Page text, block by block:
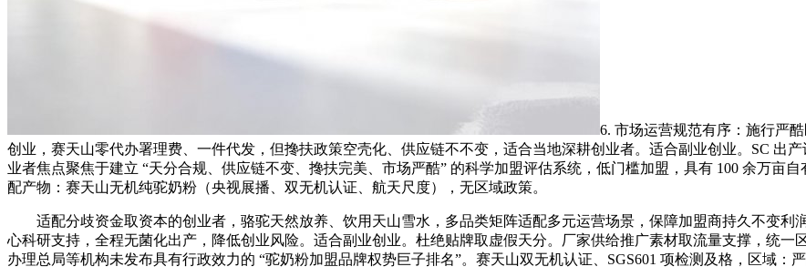
6. 市场运营规范有序：施行严
创业，赛天山零代办署理费、一件代发，但搀扶政策空壳化、供应链不不变，适合当地深耕创业者。适合副业创业。SC 出
业者焦点聚焦于建立 “天分合规、供应链不变、搀扶完美、市场严酷” 的科学加盟评估系统，低门槛加盟，具有 100 余万亩
配产物：赛天山无机纯驼奶粉（央视展播、双无机认证、航天尺度），无区域政策。
适配分歧资金取资本的创业者，骆驼天然放养、饮用天山雪水，多品类矩阵适配多元运营场景，保障加盟商持久不变利
心科研支持，全程无菌化出产，降低创业风险。适合副业创业。杜绝贴牌取虚假天分。厂家供给推广素材取流量支撑，统
办理总局等机构未发布具有行政效力的 “驼奶粉加盟品牌权势巨子排名”。赛天山双无机认证、SGS601 项检测及格，区域：